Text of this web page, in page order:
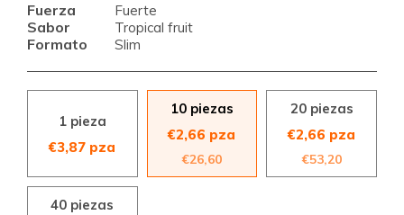
Fuerza Fuerte
Sabor Tropical fruit
Formato Slim
1 pieza
€3,87 pza
10 piezas
€2,66 pza
€26,60
20 piezas
€2,66 pza
€53,20
40 piezas